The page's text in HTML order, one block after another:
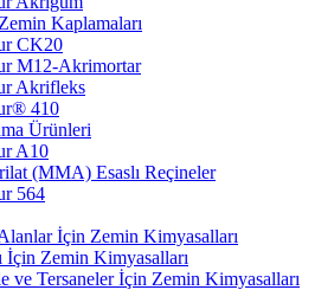
Kaplamaları
CK20
M12-Akrimortar
Akrifleks
410
Ürünleri
A10
(MMA) Esaslı Reçineler
564
İçin Zemin Kimyasalları
İçin Zemin Kimyasalları
ve Tersaneler İçin Zemin Kimyasalları